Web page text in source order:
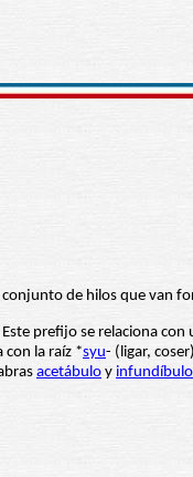
de hilos que van
Este prefijo se relaciona con
con la raíz *syu- (ligar,
acetábulo y infundíbulo